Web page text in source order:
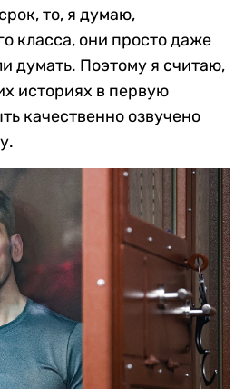
то, я думаю,
класса, они просто даже
думать. Поэтому я считаю,
историях в первую
качественно озвучено